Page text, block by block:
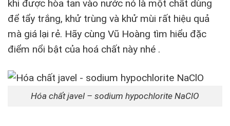
khi được hòa tan vào nước nó là một chất dùng
để tẩy trắng, khử trùng và khử mùi rất hiệu quả
mà giá lại rẻ. Hãy cùng Vũ Hoàng tìm hiểu đặc
điểm nổi bật của hoá chất này nhé .
Hóa chất javel – sodium hypochlorite NaClO